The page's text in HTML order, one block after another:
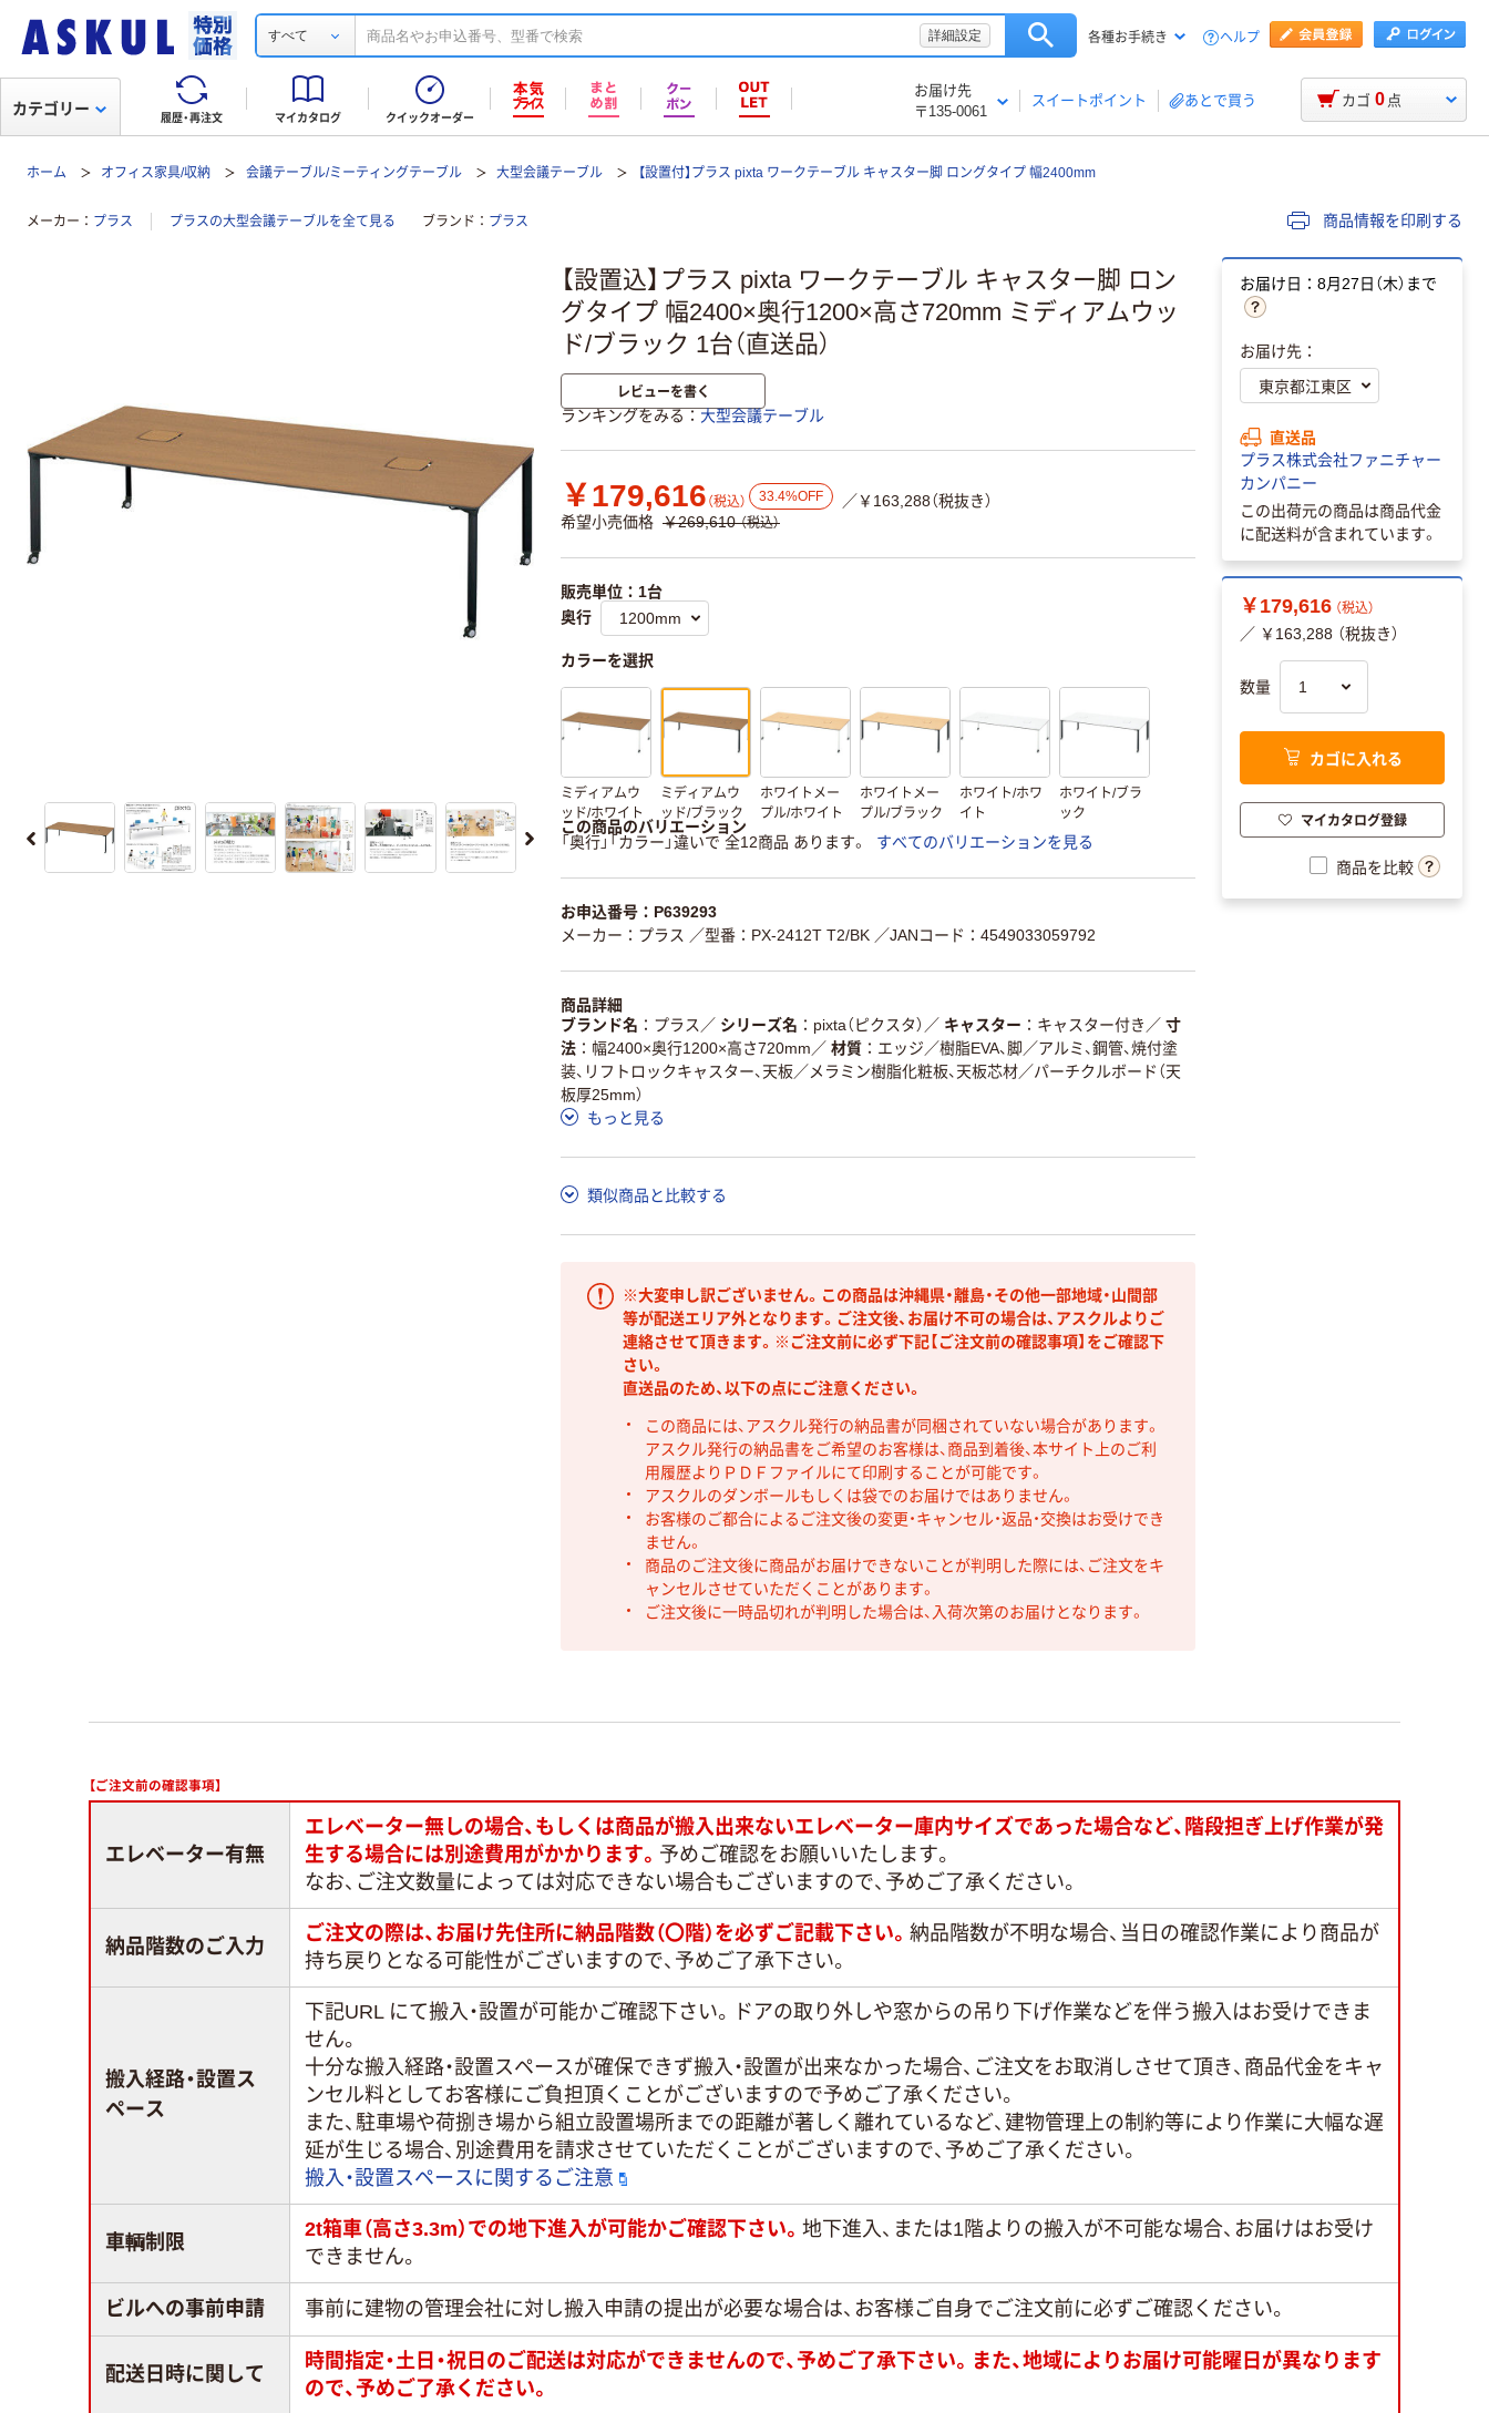
すべて 詳細設定 各種お手続き ヘルプ
履歴・再注文 マイカタログ クイックオーダー
お届け先
〒135-0061
スイートポイント あとで買う
カテゴリー カゴ 0 点
ホーム オフィス家具/収納 会議テーブル/ミーティングテーブル 大型会議テーブル 【設置付】プラス pixta ワークテーブル キャスター脚 ロングタイプ 幅2400mm
メーカー プラス プラスの大型会議テーブルを全て見る ブランド プラス 商品情報を印刷する
【設置込】プラス pixta ワークテーブル キャスター脚 ロン
グタイプ 幅2400×奥行1200×高さ720mm ミディアムウッ
ド/ブラック 1台（直送品）
レビューを書く
ランキングをみる 大型会議テーブル
￥179,616 （税込） 33.4%OFF
／￥163,288（税抜き）
希望小売価格 ￥269,610 （税込）
販売単位：1台
奥行
カラーを選択
ミディアムウ
ッド/ホワイト
ミディアムウ
ッド/ブラック
ホワイトメー
プル/ホワイト
ホワイトメー
プル/ブラック
ホワイト/ホワ
イト
ホワイト/ブラ
ック
この商品のバリエーション
「奥行」「カラー」違いで 全12商品 あります。
すべてのバリエーションを見る
お申込番号：P639293
メーカー：プラス ／型番：PX-2412T T2/BK ／JANコード：4549033059792
商品詳細
ブランド名
プラス ／ シリーズ名 pixta（ピクスタ） ／ キャスター キャスター付き ／ 寸
法
幅2400×奥行1200×高さ720mm ／ 材質
エッジ／樹脂EVA、脚／アルミ、鋼管、焼付塗
装、リフトロックキャスター、天板／メラミン樹脂化粧板、天板芯材／パーチクルボード（天
板厚25mm）
もっと見る
類似商品と比較する
※大変申し訳ございません。この商品は沖縄県・離島・その他一部地域・山間部
等が配送エリア外となります。ご注文後、お届け不可の場合は、アスクルよりご
連絡させて頂きます。※ご注文前に必ず下記【ご注文前の確認事項】をご確認下
さい。
直送品のため、以下の点にご注意ください。
この商品には、アスクル発行の納品書が同梱されていない場合があります。
アスクル発行の納品書をご希望のお客様は、商品到着後、本サイト上のご利
用履歴よりＰＤＦファイルにて印刷することが可能です。
アスクルのダンボールもしくは袋でのお届けではありません。
お客様のご都合によるご注文後の変更・キャンセル・返品・交換はお受けでき
ません。
商品のご注文後に商品がお届けできないことが判明した際には、ご注文をキ
ャンセルさせていただくことがあります。
ご注文後に一時品切れが判明した場合は、入荷次第のお届けとなります。
お届け日：8月27日（木）まで
お届け先：
直送品
プラス株式会社ファニチャー
カンパニー
この出荷元の商品は商品代金
に配送料が含まれています。
￥179,616 （税込）
／ ￥163,288 （税抜き）
数量
カゴに入れる
マイカタログ登録
商品を比較
【ご注文前の確認事項】
エレベーター有無
エレベーター無しの場合、もしくは商品が搬入出来ないエレベーター庫内サイズであった場合など、階段担ぎ上げ作業が発
生する場合には別途費用がかかります。 予めご確認をお願いいたします。
なお、ご注文数量によっては対応できない場合もございますので、予めご了承ください。
納品階数のご入力
ご注文の際は、お届け先住所に納品階数（〇階）を必ずご記載下さい。 納品階数が不明な場合、当日の確認作業により商品が
持ち戻りとなる可能性がございますので、予めご了承下さい。
搬入経路・設置ス
ペース
下記URL にて搬入・設置が可能かご確認下さい。ドアの取り外しや窓からの吊り下げ作業などを伴う搬入はお受けできま
せん。
十分な搬入経路・設置スペースが確保できず搬入・設置が出来なかった場合、ご注文をお取消しさせて頂き、商品代金をキャ
ンセル料としてお客様にご負担頂くことがございますので予めご了承ください。
また、駐車場や荷捌き場から組立設置場所までの距離が著しく離れているなど、建物管理上の制約等により作業に大幅な遅
延が生じる場合、別途費用を請求させていただくことがございますので、予めご了承ください。
搬入・設置スペースに関するご注意
車輌制限
2t箱車（高さ3.3m）での地下進入が可能かご確認下さい。 地下進入、または1階よりの搬入が不可能な場合、お届けはお受け
できません。
ビルへの事前申請 事前に建物の管理会社に対し搬入申請の提出が必要な場合は、お客様ご自身でご注文前に必ずご確認ください。
配送日時に関して
時間指定・土日・祝日のご配送は対応ができませんので、予めご了承下さい。また、地域によりお届け可能曜日が異なります
ので、予めご了承ください。